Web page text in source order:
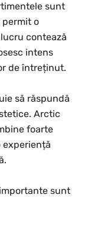
sunt
permit o
contează
intens
de întreținut.
să răspundă
Arctic
foarte
experiență
sunt